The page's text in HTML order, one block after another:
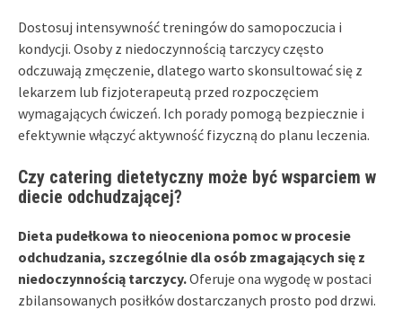
Dostosuj intensywność treningów do samopoczucia i
kondycji. Osoby z niedoczynnością tarczycy często
odczuwają zmęczenie, dlatego warto skonsultować się z
lekarzem lub fizjoterapeutą przed rozpoczęciem
wymagających ćwiczeń. Ich porady pomogą bezpiecznie i
efektywnie włączyć aktywność fizyczną do planu leczenia.
Czy catering dietetyczny może być wsparciem w
diecie odchudzającej?
Dieta pudełkowa to nieoceniona pomoc w procesie
odchudzania, szczególnie dla osób zmagających się z
niedoczynnością tarczycy.Oferuje ona wygodę w postaci
zbilansowanych posiłków dostarczanych prosto pod drzwi.